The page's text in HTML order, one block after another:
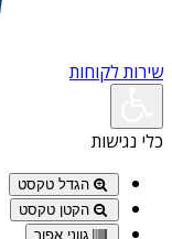
שירות לקוחות
כלי נגישות
הגדל טקסט
הקטן טקסט
גווני אפור